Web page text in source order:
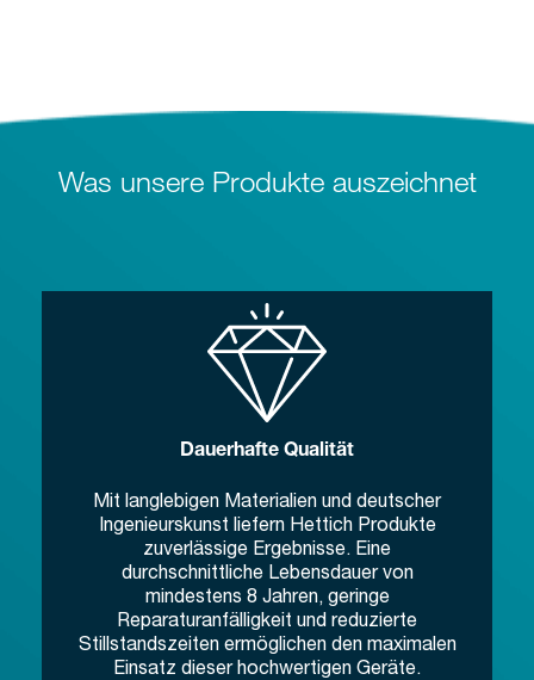
Was unsere Produkte auszeichnet
Dauerhafte Qualität
Mit langlebigen Materialien und deutscher
Ingenieurskunst liefern Hettich Produkte
zuverlässige Ergebnisse. Eine
durchschnittliche Lebensdauer von
mindestens 8 Jahren, geringe
Reparaturanfälligkeit und reduzierte
Stillstandszeiten ermöglichen den maximalen
Einsatz dieser hochwertigen Geräte.